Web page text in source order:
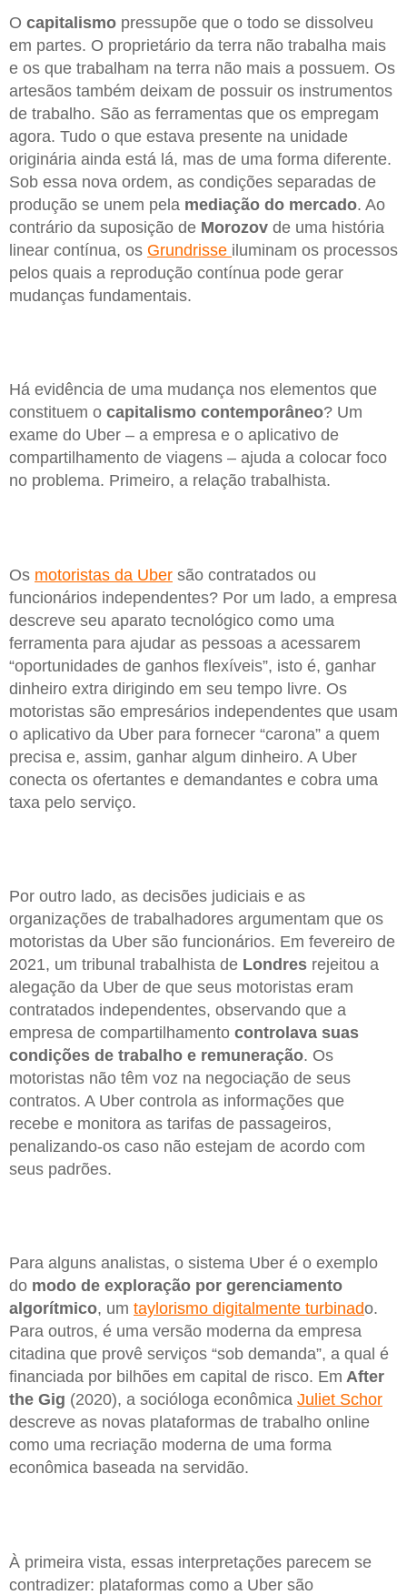
O capitalismo pressupõe que o todo se dissolveu
em partes. O proprietário da terra não trabalha mais
e os que trabalham na terra não mais a possuem. Os
artesãos também deixam de possuir os instrumentos
de trabalho. São as ferramentas que os empregam
agora. Tudo o que estava presente na unidade
originária ainda está lá, mas de uma forma diferente.
Sob essa nova ordem, as condições separadas de
produção se unem pela mediação do mercado. Ao
contrário da suposição de Morozov de uma história
linear contínua, os Grundrisse iluminam os processos
pelos quais a reprodução contínua pode gerar
mudanças fundamentais.
Há evidência de uma mudança nos elementos que
constituem o capitalismo contemporâneo? Um
exame do Uber – a empresa e o aplicativo de
compartilhamento de viagens – ajuda a colocar foco
no problema. Primeiro, a relação trabalhista.
Os motoristas da Uber são contratados ou
funcionários independentes? Por um lado, a empresa
descreve seu aparato tecnológico como uma
ferramenta para ajudar as pessoas a acessarem
“oportunidades de ganhos flexíveis”, isto é, ganhar
dinheiro extra dirigindo em seu tempo livre. Os
motoristas são empresários independentes que usam
o aplicativo da Uber para fornecer “carona” a quem
precisa e, assim, ganhar algum dinheiro. A Uber
conecta os ofertantes e demandantes e cobra uma
taxa pelo serviço.
Por outro lado, as decisões judiciais e as
organizações de trabalhadores argumentam que os
motoristas da Uber são funcionários. Em fevereiro de
2021, um tribunal trabalhista de Londres rejeitou a
alegação da Uber de que seus motoristas eram
contratados independentes, observando que a
empresa de compartilhamento controlava suas
condições de trabalho e remuneração. Os
motoristas não têm voz na negociação de seus
contratos. A Uber controla as informações que
recebe e monitora as tarifas de passageiros,
penalizando-os caso não estejam de acordo com
seus padrões.
Para alguns analistas, o sistema Uber é o exemplo
do modo de exploração por gerenciamento
algorítmico, um taylorismo digitalmente turbinado.
Para outros, é uma versão moderna da empresa
citadina que provê serviços “sob demanda”, a qual é
financiada por bilhões em capital de risco. Em After
the Gig (2020), a socióloga econômica Juliet Schor
descreve as novas plataformas de trabalho online
como uma recriação moderna de uma forma
econômica baseada na servidão.
À primeira vista, essas interpretações parecem se
contradizer: plataformas como a Uber são